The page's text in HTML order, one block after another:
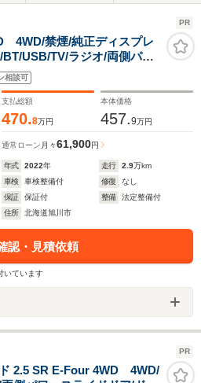
PR
4WD/禁煙/純正ディスプレ
USB/TV/ラジオ/両側パワ
ト/ドライブレコーダー/デジ
相談可
支払総額
470.8万円
本体価格
457.9万円
通常ローン 月々61,900円
年式 2022年 走行 2.9万km
車検
車検整備付 修復
なし
保証
保証付 整備
法定整備付
住所
北海道旭川市
認・見積依頼
いています
PR
2.5 SR E-Four 4WD 4WD/